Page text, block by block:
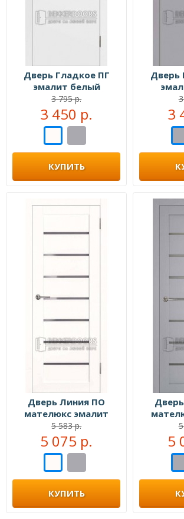
Дверь Гладкое ПГ
эмалит белый
3 795 р.
3 450 р.
КУПИТЬ
Дверь
3
Дверь Линия ПО
мателюкс эмалит
белый
5 583 р.
5 075 р.
КУПИТЬ
5